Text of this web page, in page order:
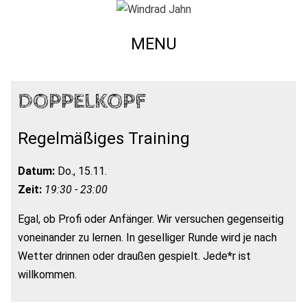
MENU
DOPPELKOPF
Regelmäßiges Training
Datum: Do., 15.11.
Zeit: 19:30 - 23:00
Egal, ob Profi oder Anfänger. Wir versuchen gegenseitig
voneinander zu lernen. In geselliger Runde wird je nach
Wetter drinnen oder draußen gespielt. Jede*r ist
willkommen.